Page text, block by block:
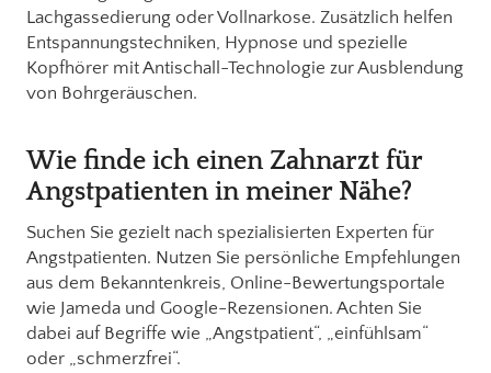
Lachgassedierung oder Vollnarkose. Zusätzlich helfen
Entspannungstechniken, Hypnose und spezielle
Kopfhörer mit Antischall-Technologie zur Ausblendung
von Bohrgeräuschen.
Wie finde ich einen Zahnarzt für
Angstpatienten in meiner Nähe?
Suchen Sie gezielt nach spezialisierten Experten für
Angstpatienten. Nutzen Sie persönliche Empfehlungen
aus dem Bekanntenkreis, Online-Bewertungsportale
wie Jameda und Google-Rezensionen. Achten Sie
dabei auf Begriffe wie „Angstpatient“, „einfühlsam“
oder „schmerzfrei“.